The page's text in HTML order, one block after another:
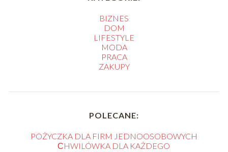
BIZNES
DOM
LIFESTYLE
MODA
PRACA
ZAKUPY
POLECANE:
POŻYCZKA DLA FIRM JEDNOOSOBOWYCH
СHWILÓWKA DLA KAŻDEGO